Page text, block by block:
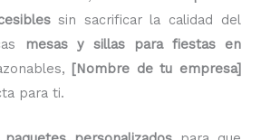
sin sacrificar la calidad del
mesas y sillas para fiestas en
[Nombre de tu empresa]
para ti.